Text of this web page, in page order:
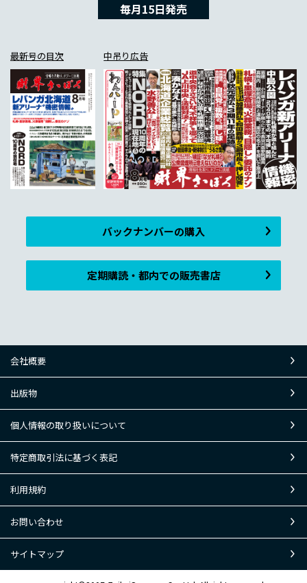
毎月15日発売
最新号の目次 中吊り広告
バックナンバーの購入
定期購読・都内での販売書店
会社概要
出版物
個人情報の取り扱いについて
特定商取引法に基づく表記
利用規約
お問い合わせ
サイトマップ